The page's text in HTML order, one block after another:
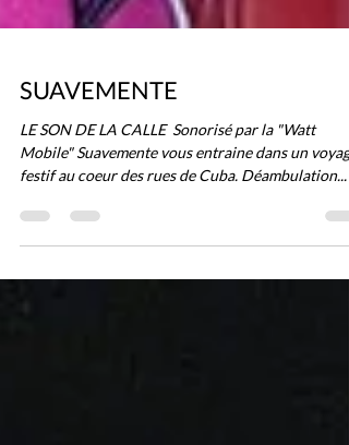
SUAVEMENTE
Mobile" Suavemente vous entraine dans un voyage
festif au coeur des rues de Cuba. Déambulation...